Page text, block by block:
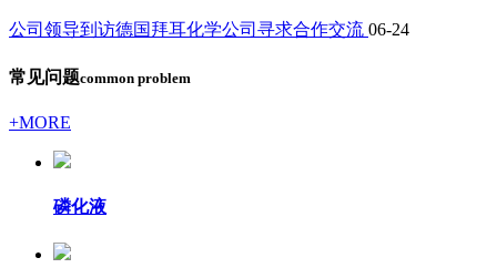
公司领导到访德国拜耳化学公司寻求合作交流 06-24
常见问题common problem
+MORE
磷化液